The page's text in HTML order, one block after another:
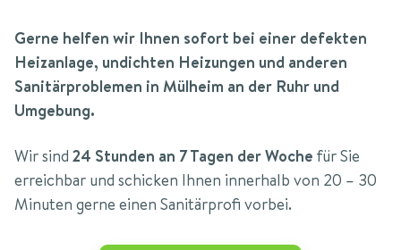
Gerne helfen wir Ihnen sofort bei einer defekten
Heizanlage, undichten Heizungen und anderen
Sanitärproblemen in Mülheim an der Ruhr und
Umgebung.
Wir sind 24 Stunden an 7 Tagen der Woche für Sie
erreichbar und schicken Ihnen innerhalb von 20 – 30
Minuten gerne einen Sanitärprofi vorbei.